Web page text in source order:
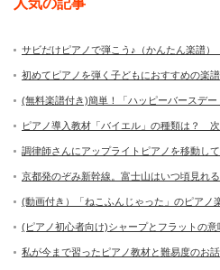
サビだけピアノで弾こう♪（かんたん楽譜
初めてピアノを弾く子どもにおすすめの楽譜
(無料楽譜付き)簡単！「ハッピーバースデ
ピアノ導入教材「バイエル」の種類は？
調律師さんにアップライトピアノを移動して
京都発のぞみ新幹線。富士山はいつ頃見れる
(動画付き）「ねこふんじゃった」のピアノ
(ピアノ初心者向け)シャープとフラットの
私が今まで習ったピアノ教材と難易度のお